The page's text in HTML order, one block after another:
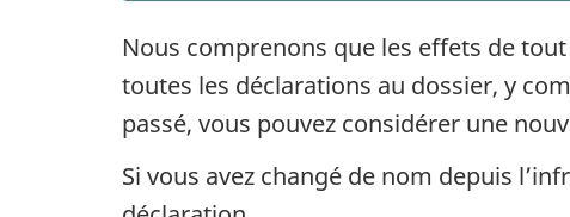
Nous comprenons que les effets de
toutes les déclarations au dossier, y
passé, vous pouvez considérer une
Si vous avez changé de nom depuis